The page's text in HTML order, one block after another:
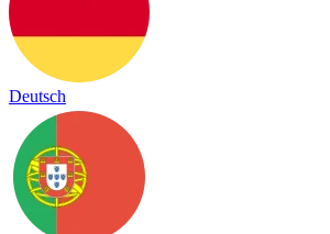
Deutsch